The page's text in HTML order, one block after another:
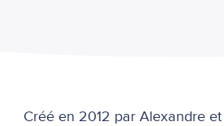
Créé en 2012 par Alexandre